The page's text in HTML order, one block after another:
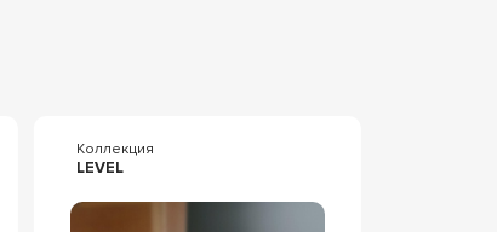
Коллекция
LEVEL